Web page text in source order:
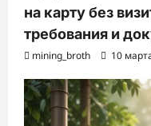
на карту без
требования и
mining_broth 10